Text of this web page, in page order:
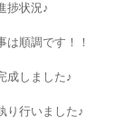
捗状況♪
は順調です！！
成しました♪
り行いました♪